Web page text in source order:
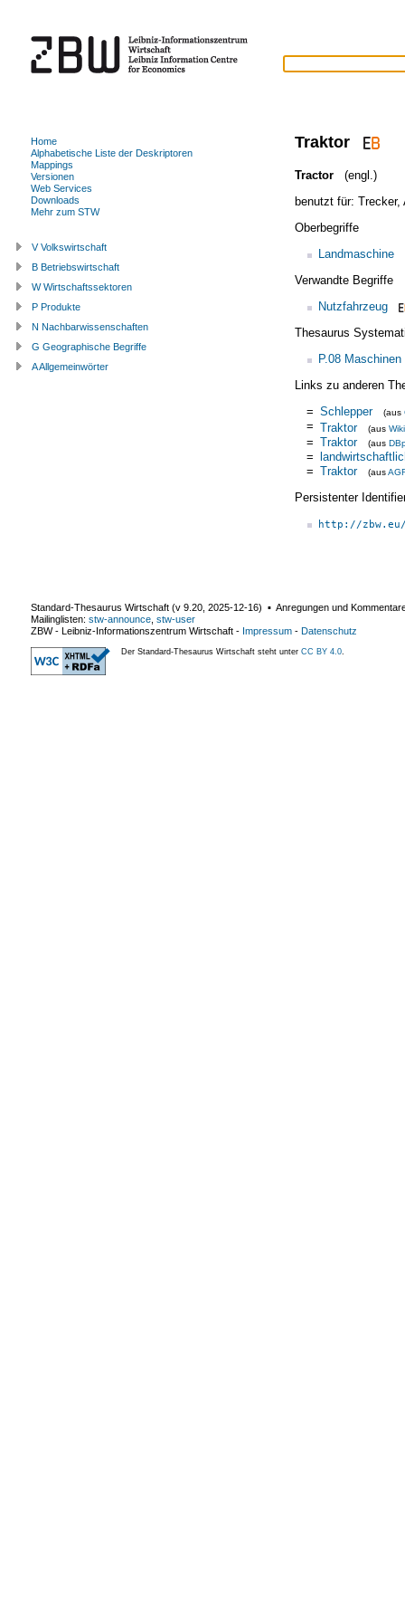
Traktor
Tractor
(engl.)
benutzt für: Trecker,
Oberbegriffe
Landmaschine
Verwandte Begriffe
Nutzfahrzeug
Thesaurus
P.08 Maschinen
Links zu anderen
= Schlepper (aus
= Traktor (aus
= Traktor (aus
=
= Traktor (aus
Persistenter
http://
Home
Alphabetische Liste der Deskriptoren
Mappings
Versionen
Web Services
Downloads
Mehr zum STW
V Volkswirtschaft
B Betriebswirtschaft
W Wirtschaftssektoren
P Produkte
N Nachbarwissenschaften
G Geographische Begriffe
A Allgemeinwörter
Standard-Thesaurus Wirtschaft (v 9.20 2025-12-16) ▪ Anregungen und
Mailinglisten: stw-announce stw-user
ZBW - Leibniz-Informationszentrum Wirtschaft - Impressum - Datenschutz
Der Standard-Thesaurus Wirtschaft steht unter CC BY 4.0